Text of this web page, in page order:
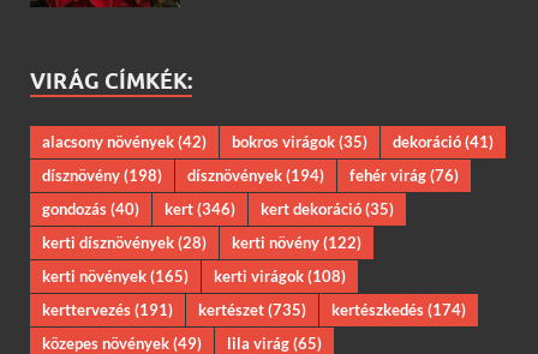
VIRÁG CÍMKÉK:
alacsony növények(42) bokros virágok(35) dekoráció(41)
dísznövény(198) dísznövények(194) fehér virág(76)
gondozás(40) kert(346) kert dekoráció(35)
kerti dísznövények(28) kerti növény(122)
kerti növények(165) kerti virágok(108)
kerttervezés(191) kertészet(735) kertészkedés(174)
közepes növények(49) lila virág(65)